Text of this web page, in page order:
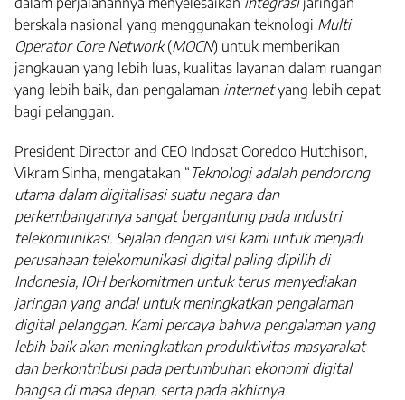
berskala nasional yang menggunakan teknologi Multi
Operator Core Network(MOCN) untuk memberikan
jangkauan yang lebih luas, kualitas layanan dalam ruangan
yang lebih baik, dan pengalaman internetyang lebih cepat
bagi pelanggan.
President Director and CEO Indosat Ooredoo Hutchison,
Vikram Sinha, mengatakan “ Teknologi adalah pendorong
utama dalam digitalisasi suatu negara dan
perkembangannya sangat bergantung pada industri
telekomunikasi. Sejalan dengan visi kami untuk menjadi
perusahaan telekomunikasi digital paling dipilih di
Indonesia, IOH berkomitmen untuk terus menyediakan
jaringan yang andal untuk meningkatkan pengalaman
digital pelanggan. Kami percaya bahwa pengalaman yang
lebih baik akan meningkatkan produktivitas masyarakat
dan berkontribusi pada pertumbuhan ekonomi digital
bangsa di masa depan, serta pada akhirnya